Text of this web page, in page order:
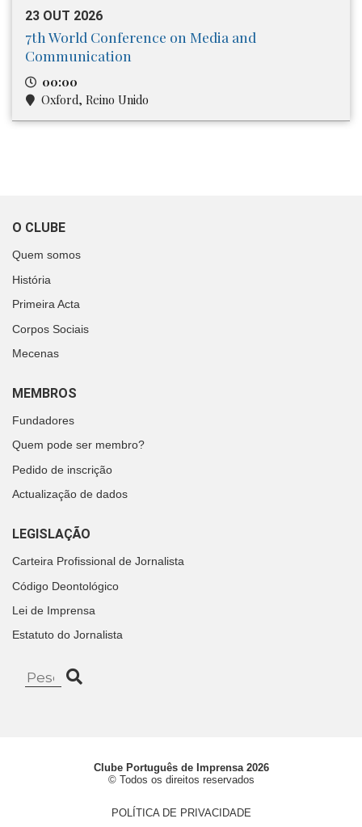
23 OUT 2026
7th World Conference on Media and
Communication
00:00
Oxford, Reino Unido
O CLUBE
Quem somos
História
Primeira Acta
Corpos Sociais
Mecenas
MEMBROS
Fundadores
Quem pode ser membro?
Pedido de inscrição
Actualização de dados
LEGISLAÇÃO
Carteira Profissional de Jornalista
Código Deontológico
Lei de Imprensa
Estatuto do Jornalista
Clube Português de Imprensa 2026
© Todos os direitos reservados
POLÍTICA DE PRIVACIDADE